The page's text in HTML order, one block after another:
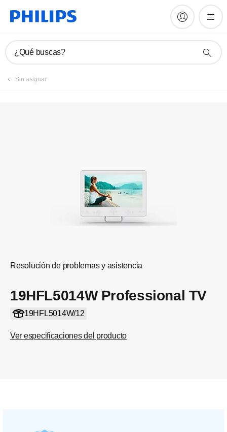
¿Qué buscas?
Sin asignar
Resolución de problemas y asistencia
19HFL5014W Professional TV
19HFL5014W/12
Ver especificaciones del producto
Registrar producto